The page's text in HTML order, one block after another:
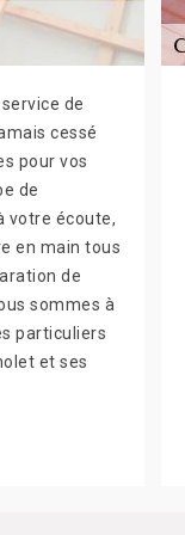
de
cessé
pour vos
de
votre écoute,
en main tous
de
sommes à
particuliers
et ses